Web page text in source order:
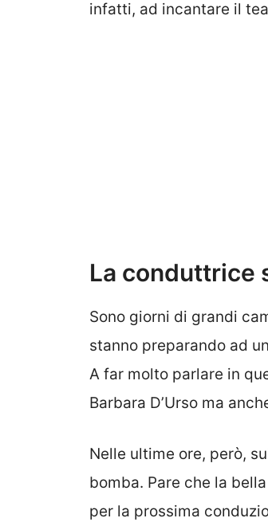
infatti, ad incantare il
La conduttrice
Sono giorni di grandi
stanno preparando ad
A far molto parlare in
Barbara D’Urso ma
Nelle ultime ore, però,
bomba. Pare che la
per la prossima